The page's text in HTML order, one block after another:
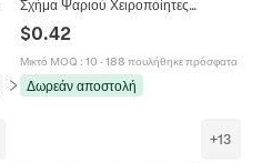
σε Χάντρες
Σχήμα Ψαριού Χειροποίητες
Πολύχρωμα Ζωάκια Για Κατασκευή
Κοσμημάτων DIY Σκουλαρίκια
Βραχιόλι
$0.42
Μικτό MOQ : 10 · 188 πουλήθηκε πρόσφατα
Δωρεάν αποστολή
+13